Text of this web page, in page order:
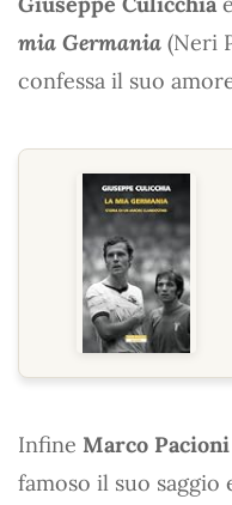
mia Germania (Neri
confessa il suo
Infine Marco Pacioni
famoso il suo